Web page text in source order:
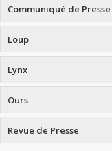
Communiqué de Presse
Loup
Lynx
Ours
Revue de Presse